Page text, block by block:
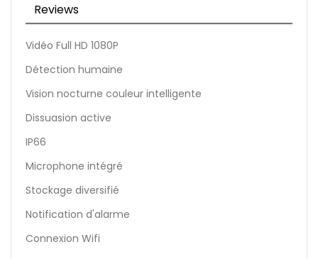
Reviews
Vidéo Full HD 1080P
Détection humaine
Vision nocturne couleur intelligente
Dissuasion active
IP66
Microphone intégré
Stockage diversifié
Notification d'alarme
Connexion Wifi